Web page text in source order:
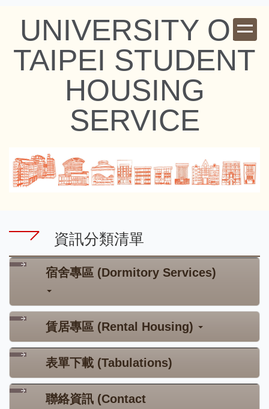
主
UNIVERSITY OF
TAIPEI STUDENT
HOUSING
SERVICE
資訊分類清單
宿舍專區 (Dormitory Services)
賃居專區 (Rental Housing)
表單下載 (Tabulations)
聯絡資訊 (Contact